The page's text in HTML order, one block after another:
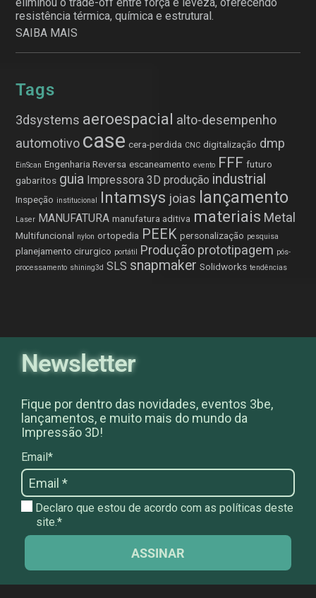
resistência térmica, química e estrutural.
SAIBA MAIS
Tags
3dsystems aeroespacial alto-desempenho
automotivo case cera-perdida CNC digitalização dmp
EinScan Engenharia Reversa escaneamento evento FFF futuro
gabaritos guia Impressora 3D produção industrial
Inspeção institucional Intamsys joias lançamento
Laser MANUFATURA manufatura aditiva materiais Metal
Multifuncional nylon ortopedia PEEK personalização pesquisa
planejamento cirurgico portátil Produção prototipagem pós-
processamento shining3d SLS snapmaker Solidworks tendências
Newsletter
Fique por dentro das novidades, eventos 3be,
lançamentos, e muito mais do mundo da
Impressão 3D!
Email*
Declaro que estou de acordo com as políticas deste
site.*
ASSINAR